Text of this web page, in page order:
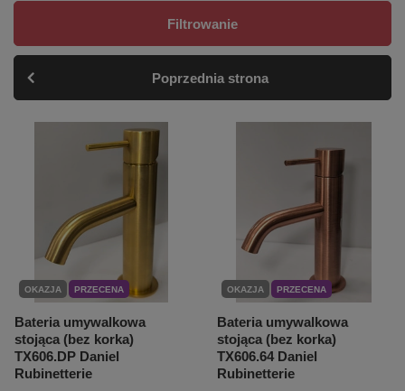
Filtrowanie
Poprzednia strona
OKAZJA PRZECENA
Bateria umywalkowa
stojąca (bez korka)
TX606.DP Daniel
Rubinetterie
OKAZJA PRZECENA
Bateria umywalkowa
stojąca (bez korka)
TX606.64 Daniel
Rubinetterie